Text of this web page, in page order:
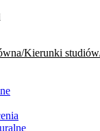
Kierunki studiów